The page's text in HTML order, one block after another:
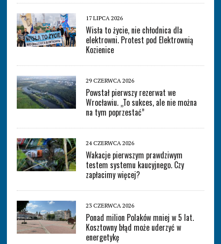
17 LIPCA 2026
Wisła to życie, nie chłodnica dla
elektrowni. Protest pod Elektrownią
Kozienice
29 CZERWCA 2026
Powstał pierwszy rezerwat we
Wrocławiu. „To sukces, ale nie można
na tym poprzestać”
24 CZERWCA 2026
Wakacje pierwszym prawdziwym
testem systemu kaucyjnego. Czy
zapłacimy więcej?
23 CZERWCA 2026
Ponad milion Polaków mniej w 5 lat.
Kosztowny błąd może uderzyć w
energetykę